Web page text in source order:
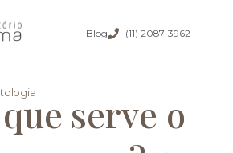
Blog (11) 2087-3962
serve o